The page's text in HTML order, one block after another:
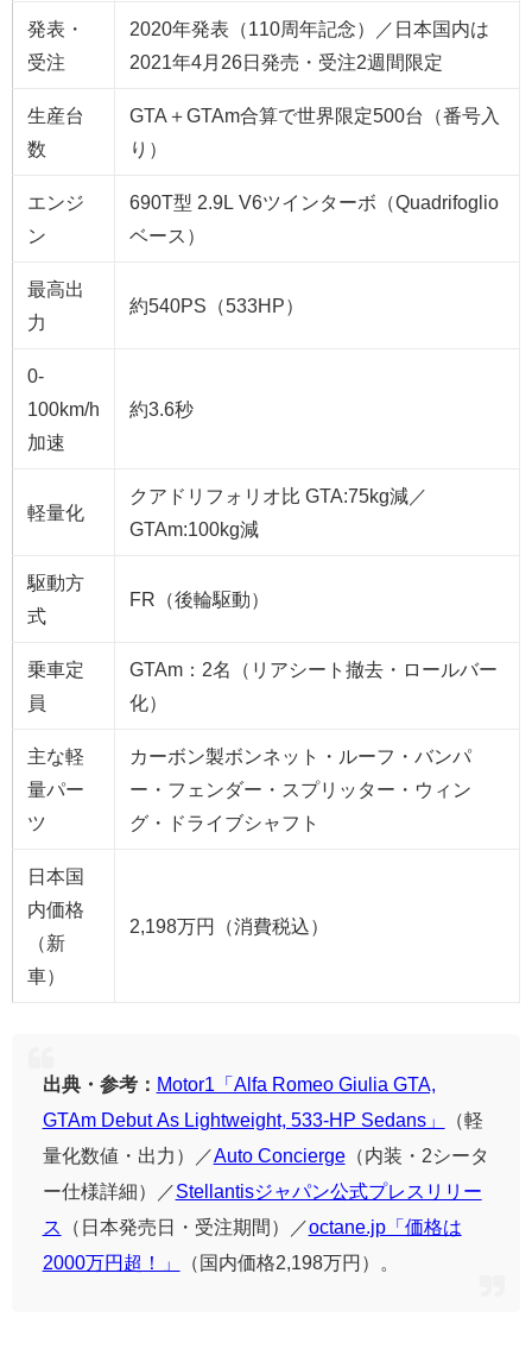
発表・
受注
2020年発表（110周年記念）／日本国内は
2021年4月26日発売・受注2週間限定
生産台
数
GTA＋GTAm合算で世界限定500台（番号入
り）
エンジ
ン
690T型 2.9L V6ツインターボ（Quadrifoglio
ベース）
最高出
力
約540PS（533HP）
0-
100km/h
加速
約3.6秒
軽量化
クアドリフォリオ比 GTA:75kg減／
GTAm:100kg減
駆動方
式
FR（後輪駆動）
乗車定
員
GTAm：2名（リアシート撤去・ロールバー
化）
主な軽
量パー
ツ
カーボン製ボンネット・ルーフ・バンパ
ー・フェンダー・スプリッター・ウィン
グ・ドライブシャフト
日本国
内価格
（新
車）
2,198万円（消費税込）
出典・参考： Motor1「Alfa Romeo Giulia GTA,
GTAm Debut As Lightweight, 533-HP Sedans」
（軽
量化数値・出力）／Auto Concierge（内装・2シータ
ー仕様詳細）／Stellantisジャパン公式プレスリリー
ス
（日本発売日・受注期間）／octane.jp「価格は
2000万円超！」
（国内価格2,198万円）。